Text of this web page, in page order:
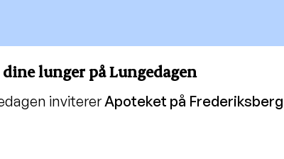
lunger på Lungedagen
inviterer Apoteket på Frederiksberg